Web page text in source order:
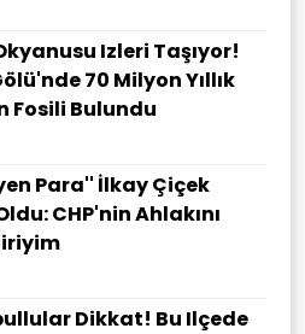
Izleri Taşıyor!
70 Milyon Yıllık
Fosili Bulundu
Para'' İlkay Çiçek
CHP'nin Ahlakını
Dikkat! Bu Ilçede